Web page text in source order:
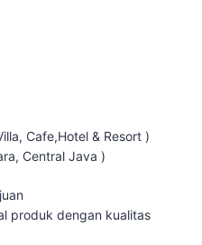
Cafe,Hotel & Resort )
Central Java )
produk dengan kualitas